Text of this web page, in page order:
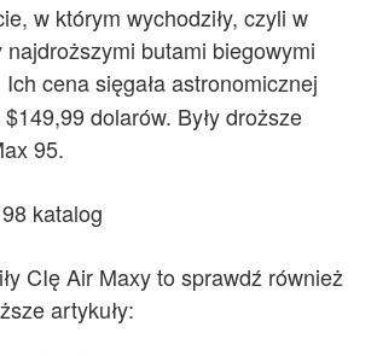
w którym wychodziły, czyli w
najdroższymi butami biegowymi
cena sięgała astronomicznej
dolarów. Były droższe
95.
CIę Air Maxy to sprawdź również
artykuły: